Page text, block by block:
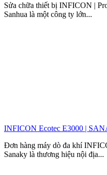
Sửa chữa thiết bị INFICON |
Sanhua là một công ty lớn...
INFICON Ecotec E3000 |
Đơn hàng máy dò đa khí
Sanaky là thương hiệu nội địa...